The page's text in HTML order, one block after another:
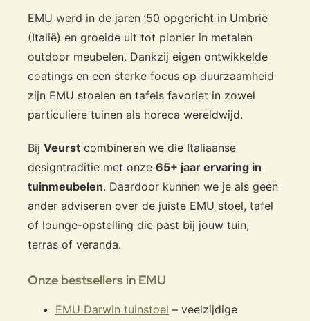
EMU werd in de jaren ’50 opgericht in Umbrië
(Italië) en groeide uit tot pionier in metalen
outdoor meubelen. Dankzij eigen ontwikkelde
coatings en een sterke focus op duurzaamheid
zijn EMU stoelen en tafels favoriet in zowel
particuliere tuinen als horeca wereldwijd.
Bij Veurst combineren we die Italiaanse
designtraditie met onze 65+ jaar ervaring in
tuinmeubelen. Daardoor kunnen we je als geen
ander adviseren over de juiste EMU stoel, tafel
of lounge-opstelling die past bij jouw tuin,
terras of veranda.
Onze bestsellers in EMU
EMU Darwin tuinstoel – veelzijdige